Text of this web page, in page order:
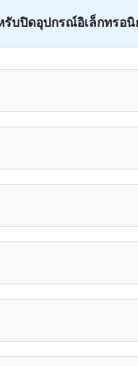
รับปิดอุปกรณ์อิเล็กทรอ